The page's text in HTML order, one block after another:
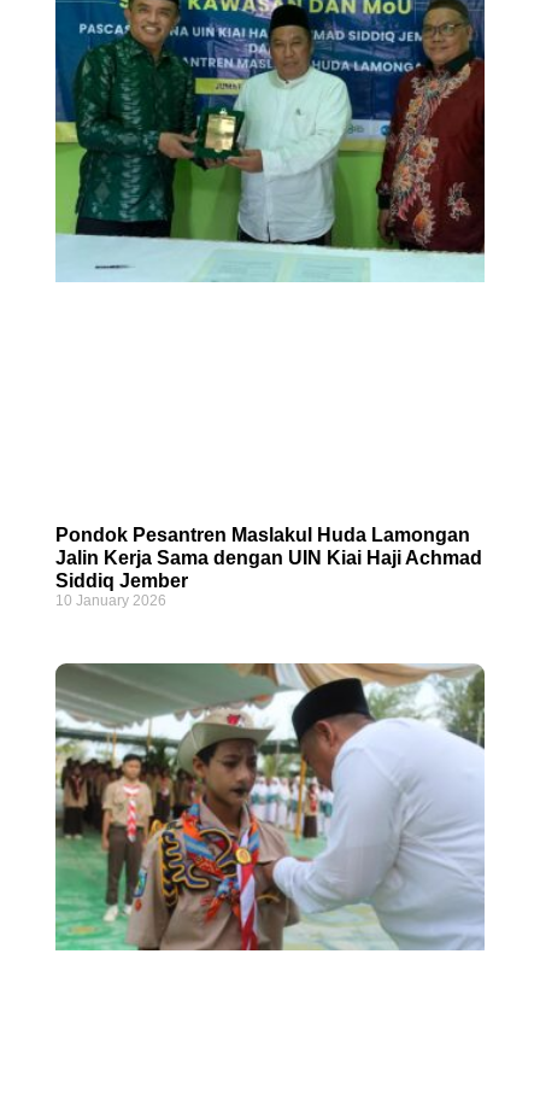
Pondok Pesantren Maslakul Huda Lamongan
Jalin Kerja Sama dengan UIN Kiai Haji Achmad
Siddiq Jember
10 January 2026